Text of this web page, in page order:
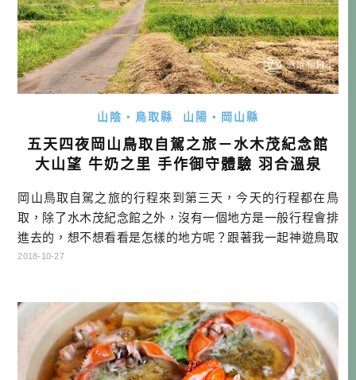
山陰・鳥取縣 山陽・岡山縣
五天四夜岡山鳥取自駕之旅－水木茂紀念館
大山望 牛奶之里 手作御守體驗 羽合溫泉
岡山鳥取自駕之旅的行程來到第三天，今天的行程都在鳥
取，除了水木茂紀念館之外，沒有一個地方是一般行程會排
進去的，想不想看看是怎樣的地方呢？跟著我一起神遊鳥取
吧！ 岡山鳥取自駕行程總覽 點底下DAY可以連到當天的遊記
蔵元→蒜山ジャージーランド→境港→味処美佐→水木しげ
るロード DAY3 […]…
2018-10-27